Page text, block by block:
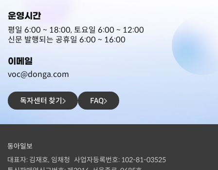
운영시간
평일 6:00 ~ 18:00, 토요일 6:00 ~ 12:00
신문 발행되는 공휴일 6:00 ~ 16:00
이메일
voc@donga.com
독자센터 찾기 FAQ
동아일보
대표자: 김재호, 임채청 사업자등록번호: 102-81-03525